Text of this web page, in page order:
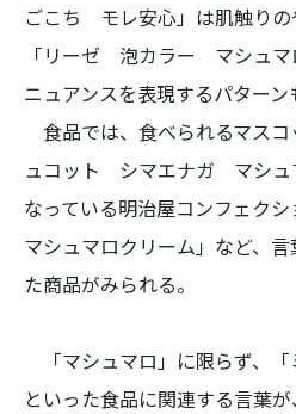
ごこち モレ安心」は肌触りの
「リーゼ 泡カラー マシュマ
ニュアンスを表現するパターン
食品では、食べられるマス
ュコット シマエナガ マシュ
なっている明治屋コンフェク
マシュマロクリーム」など、
た商品がみられる。
「マシュマロ」に限らず、「
といった食品に関連する言葉